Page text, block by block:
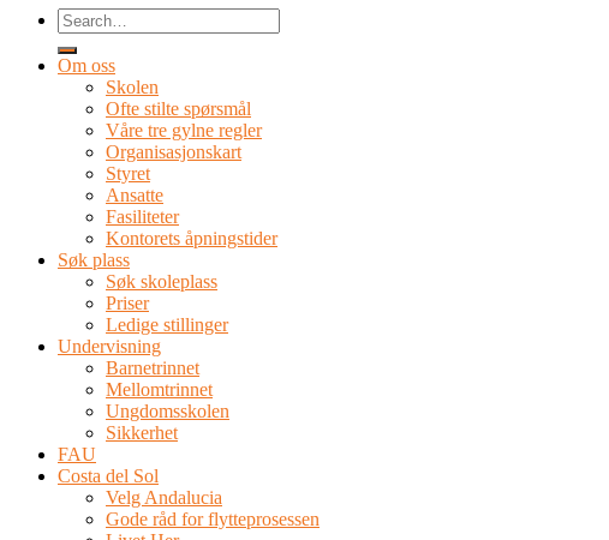
Om oss
Skolen
Ofte stilte spørsmål
Våre tre gylne regler
Organisasjonskart
Styret
Ansatte
Fasiliteter
Kontorets åpningstider
Søk plass
Søk skoleplass
Priser
Ledige stillinger
Undervisning
Barnetrinnet
Mellomtrinnet
Ungdomsskolen
Sikkerhet
FAU
Costa del Sol
Velg Andalucia
Gode råd for flytteprosessen